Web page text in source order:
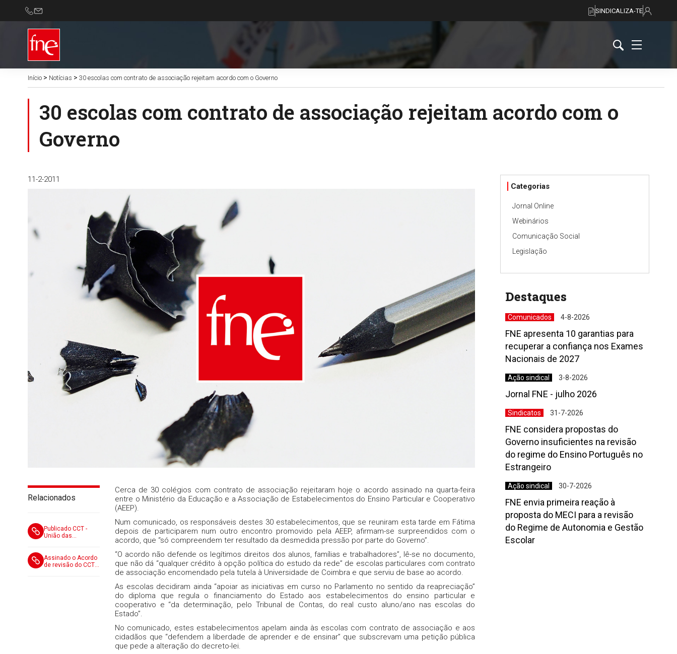
SINDICALIZA-TE
Início > Notícias > 30 escolas com contrato de associação rejeitam acordo com o Governo
30 escolas com contrato de associação rejeitam acordo com o
Governo
11-2-2011
Relacionados
Publicado CCT -
União das
e OUTROS
Assinado o Acordo
de revisão do CCT
Cerca de 30 colégios com contrato de associação rejeitaram hoje o acordo assinado na quarta-feira
entre o Ministério da Educação e a Associação de Estabelecimentos do Ensino Particular e Cooperativo
(AEEP).
Num comunicado, os responsáveis destes 30 estabelecimentos, que se reuniram esta tarde em Fátima
depois de participarem num outro encontro promovido pela AEEP, afirmam-se surpreendidos com o
acordo, que “só compreendem ter resultado da desmedida pressão por parte do Governo”.
“O acordo não defende os legítimos direitos dos alunos, famílias e trabalhadores”, lê-se no documento,
que não dá “qualquer crédito à opção política do estudo da rede” de escolas particulares com contrato
de associação encomendado pela tutela à Universidade de Coimbra e que serviu de base ao acordo.
As escolas decidiram ainda “apoiar as iniciativas em curso no Parlamento no sentido da reapreciação”
do diploma que regula o financiamento do Estado aos estabelecimentos do ensino particular e
cooperativo e “da determinação, pelo Tribunal de Contas, do real custo aluno/ano nas escolas do
Estado”.
No comunicado, estes estabelecimentos apelam ainda às escolas com contrato de associação e aos
cidadãos que “defendem a liberdade de aprender e de ensinar” que subscrevam uma petição pública
que pede a alteração do decreto-lei.
Categorias
Jornal Online
Webinários
Comunicação Social
Legislação
Destaques
Comunicados 4-8-2026
FNE apresenta 10 garantias para
recuperar a confiança nos Exames
Nacionais de 2027
Ação sindical 3-8-2026
Jornal FNE - julho 2026
Sindicatos 31-7-2026
FNE considera propostas do
Governo insuficientes na revisão
do regime do Ensino Português no
Estrangeiro
Ação sindical 30-7-2026
FNE envia primeira reação à
proposta do MECI para a revisão
do Regime de Autonomia e Gestão
Escolar